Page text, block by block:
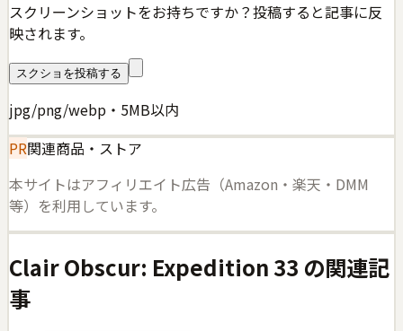
スクリーンショットをお持ちですか？投稿すると記事に反
映されます。
スクショを投稿する
jpg/png/webp・5MB以内
PR関連商品・ストア
本サイトはアフィリエイト広告（Amazon・楽天・DMM
等）を利用しています。
Clair Obscur: Expedition 33 の関連記
事